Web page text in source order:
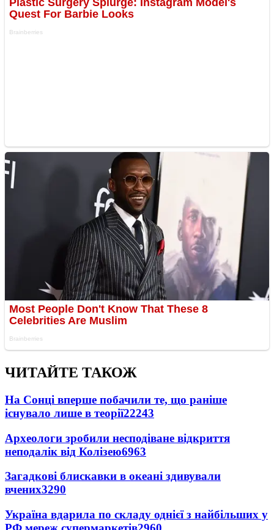
ЧИТАЙТЕ ТАКОЖ
На Сонці вперше побачили те, що раніше
існувало лише в теорії22243
Археологи зробили несподіване відкриття
неподалік від Колізею6963
Загадкові блискавки в океані здивували
вчених3290
Україна вдарила по складу однієї з найбільших у